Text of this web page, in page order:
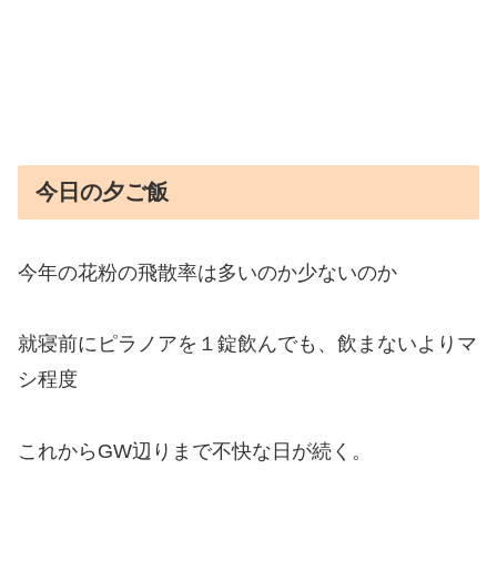
今日の夕ご飯
今年の花粉の飛散率は多いのか少ないのか
就寝前にピラノアを１錠飲んでも、飲まないよりマ
シ程度
これからGW辺りまで不快な日が続く。